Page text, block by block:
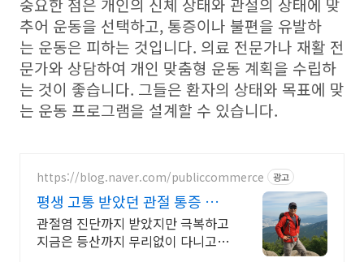
중요한 점은 개인의 신체 상태와 관절의 상태에 맞
추어 운동을 선택하고, 통증이나 불편을 유발하
는 운동은 피하는 것입니다. 의료 전문가나 재활 전
문가와 상담하여 개인 맞춤형 운동 계획을 수립하
는 것이 좋습니다. 그들은 환자의 상태와 목표에 맞
는 운동 프로그램을 설계할 수 있습니다.
https://blog.naver.com/publiccommerce 광고
평생 고통 받았던 관절 통증 이
제는 극복했습니다.
관절염 진단까지 받았지만 극복하고
지금은 등산까지 무리없이 다니고